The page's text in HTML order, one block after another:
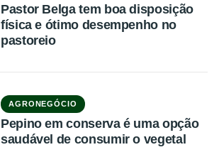
Pastor Belga tem boa disposição
física e ótimo desempenho no
pastoreio
AGRONEGÓCIO
Pepino em conserva é uma opção
saudável de consumir o vegetal